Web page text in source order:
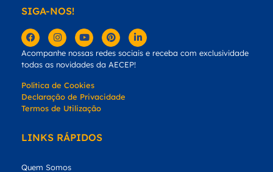
SIGA-NOS!
Acompanhe nossas redes sociais e receba com exclusividade
todas as novidades da AECEP!
Política de Cookies
Declaração de Privacidade
Termos de Utilização
LINKS RÁPIDOS
Quem Somos